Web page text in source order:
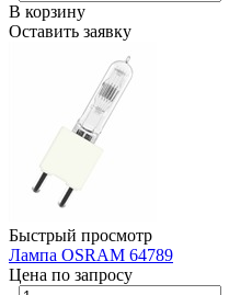
В корзину
Оставить заявку
Быстрый просмотр
Лампа OSRAM 64789
Цена по запросу